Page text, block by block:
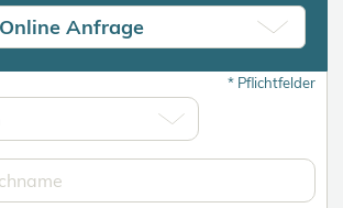
Online Anfrage
*Pflichtfelder